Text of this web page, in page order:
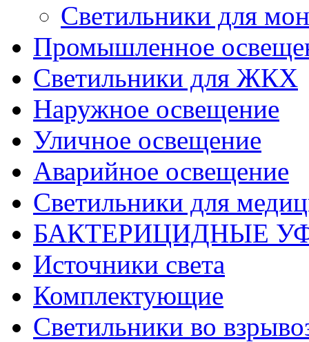
Светильники для
Промышленное
Светильники для ЖКХ
Наружное освещение
Уличное освещение
Аварийное освещение
Светильники для
БАКТЕРИЦИДНЫЕ
Источники света
Комплектующие
Светильники во